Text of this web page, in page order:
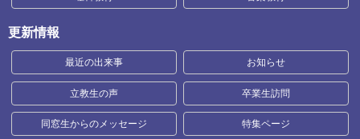
更新情報
最近の出来事 お知らせ
立教生の声 卒業生訪問
同窓生からのメッセージ 特集ページ